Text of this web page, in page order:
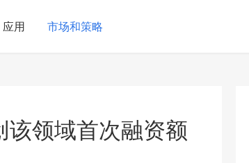
应用 市场和策略
领域首次融资额